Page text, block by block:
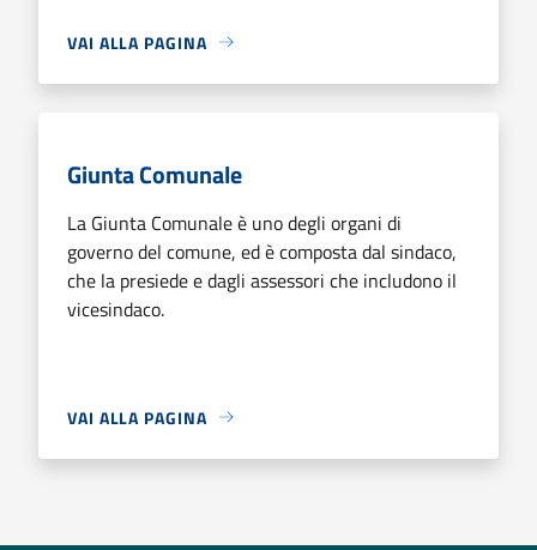
VAI ALLA PAGINA
Giunta Comunale
La Giunta Comunale è uno degli organi di
governo del comune, ed è composta dal sindaco,
che la presiede e dagli assessori che includono il
vicesindaco.
VAI ALLA PAGINA